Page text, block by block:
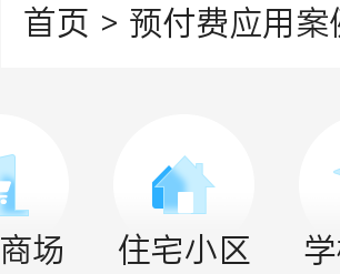
首页 > 预付费应用案
场 住宅小区